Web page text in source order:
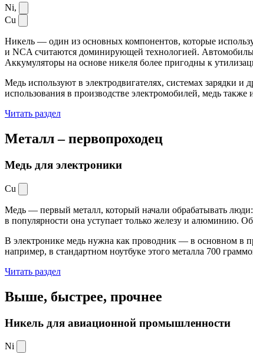
Ni,
Cu
Никель — один из основных компонентов, которые
и NCA считаются доминирующей технологией.
Аккумуляторы на основе никеля более пригодны к
Медь используют в электродвигателях, системах зарядки
использования в производстве электромобилей, медь
Читать раздел
Металл –первопроходец
Медь для электроники
Cu
Медь — первый металл, который начали обрабатывать
в популярности она уступает только железу и алюминию.
В электронике медь нужна как проводник — в основном в
например, в стандартном ноутбуке этого металла 700
Читать раздел
Выше, быстрее, прочнее
Никель для авиационной промышленности
Ni